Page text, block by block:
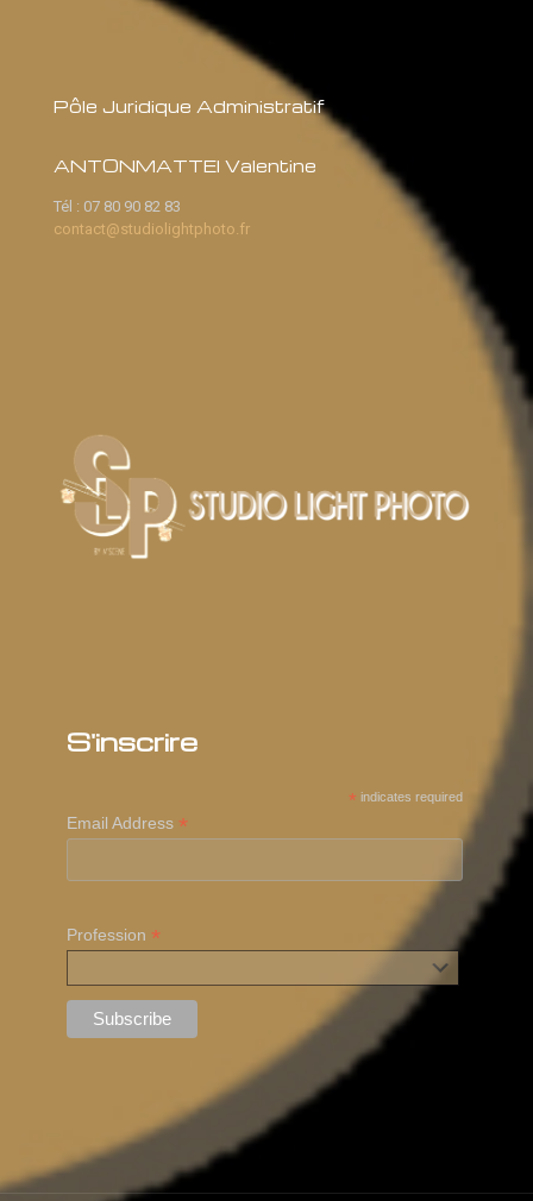
Pôle Juridique Administratif
ANTONMATTEI Valentine
Tél : 07 80 90 82 83
contact@studiolightphoto.fr
S'inscrire
* indicates required
Email Address *
Profession *